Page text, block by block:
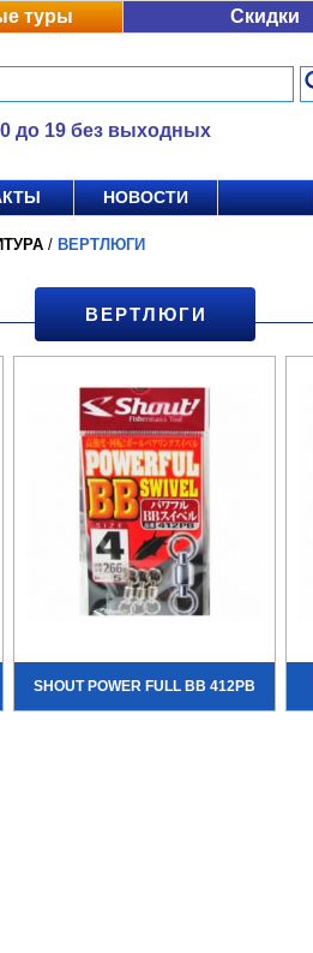
туры Скидки
до 19 без выходных
НОВОСТИ
/ ВЕРТЛЮГИ
ВЕРТЛЮГИ
SHOUT POWER FULL BB 412PB